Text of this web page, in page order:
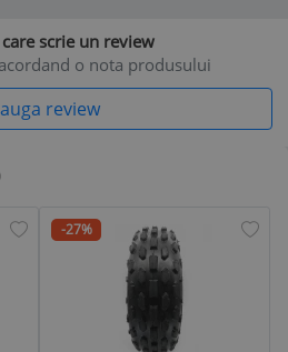
scrie un review
o nota produsului
review
-27%